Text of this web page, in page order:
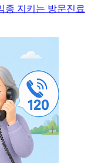
종 지키는 방문진료